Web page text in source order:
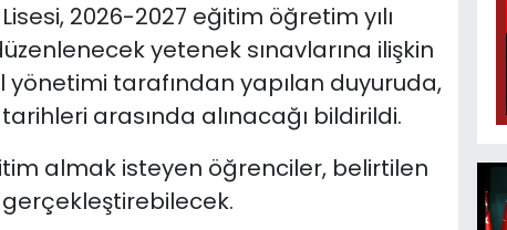
2026-2027 eğitim öğretim yılı
yetenek sınavlarına ilişkin
yönetimi tarafından yapılan duyuruda,
arasında alınacağı bildirildi.
almak isteyen öğrenciler, belirtilen